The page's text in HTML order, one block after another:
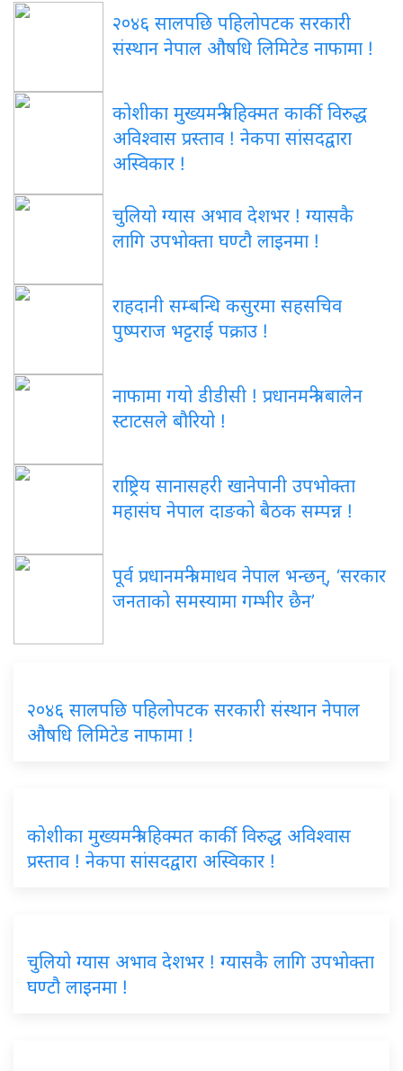
२०४६ सालपछि पहिलोपटक सरकारी
संस्थान नेपाल औषधि लिमिटेड नाफामा !
कोशीका मुख्यमन्त्री हिक्मत कार्की विरुद्ध
अविश्वास प्रस्ताव ! नेकपा सांसदद्वारा
अस्विकार !
चुलियो ग्यास अभाव देशभर ! ग्यासकै
लागि उपभोक्ता घण्टौ लाइनमा !
राहदानी सम्बन्धि कसुरमा सहसचिव
पुष्पराज भट्टराई पक्राउ !
नाफामा गयो डीडीसी ! प्रधानमन्त्री बालेन
स्टाटसले बौरियो !
राष्ट्रिय सानासहरी खानेपानी उपभोक्ता
महासंघ नेपाल दाङको बैठक सम्पन्न !
पूर्व प्रधानमन्त्री माधव नेपाल भन्छन्, ‘सरकार
जनताको समस्यामा गम्भीर छैन’
२०४६ सालपछि पहिलोपटक सरकारी संस्थान नेपाल
औषधि लिमिटेड नाफामा !
कोशीका मुख्यमन्त्री हिक्मत कार्की विरुद्ध अविश्वास
प्रस्ताव ! नेकपा सांसदद्वारा अस्विकार !
चुलियो ग्यास अभाव देशभर ! ग्यासकै लागि उपभोक्ता
घण्टौ लाइनमा !